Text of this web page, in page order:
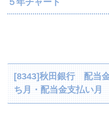
５年チャート
[8343]秋田銀行 配当
ち月・配当金支払い月